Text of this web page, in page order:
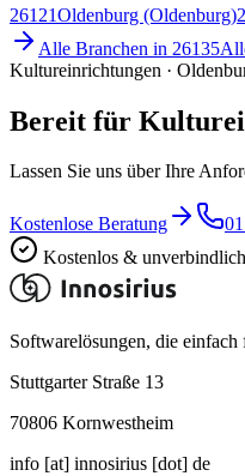
26121Oldenburg (Oldenburg)
Alle Branchen in 26135
Kultureinrichtungen ·
Bereit für
Lassen Sie uns über Ihre
Kostenlose Beratung
Kostenlos & unverbindlich
Softwarelösungen, die einfach
Stuttgarter Straße 13
70806 Kornwestheim
info [at] innosirius [dot] de